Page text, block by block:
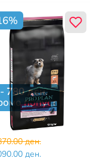
%
- 780ден.
попуст
ден.
ден.